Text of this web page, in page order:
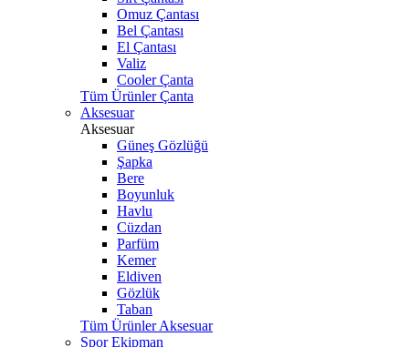
Omuz Çantası
Bel Çantası
El Çantası
Valiz
Cooler Çanta
Tüm Ürünler Çanta
Aksesuar
Aksesuar
Güneş Gözlüğü
Şapka
Bere
Boyunluk
Havlu
Cüzdan
Parfüm
Kemer
Eldiven
Gözlük
Taban
Tüm Ürünler Aksesuar
Spor Ekipman